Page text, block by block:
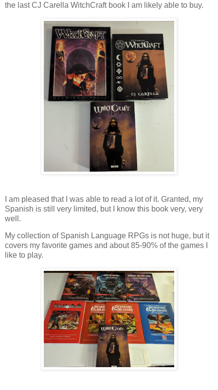
the last CJ Carella WitchCraft book I am likely able to buy.
I am pleased that I was able to read a lot of it. Granted, my
Spanish is still very limited, but I know this book very, very
well.
My collection of Spanish Language RPGs is not huge, but it
covers my favorite games and about 85-90% of the games I
like to play.